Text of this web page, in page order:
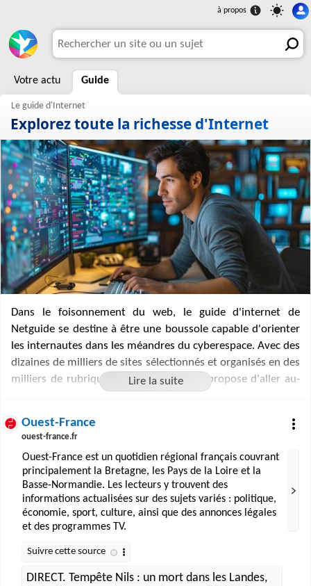
Votre actu Guide
Explorez toute la richesse d'Internet
Dans le foisonnement du web, le guide d'internet de
Netguide se destine à être une boussole capable d'orienter
les internautes dans les méandres du cyberespace. Avec des
dizaines de milliers de sites sélectionnés et organisés en des
milliers de rubriques, notre guide vous propose d'aller au-
Ouest-France
ouest-france.fr
Ouest-France est un quotidien régional français couvrant
principalement la Bretagne, les Pays de la Loire et la
Basse-Normandie. Les lecteurs y trouvent des
informations actualisées sur des sujets variés : politique,
économie, sport, culture, ainsi que des annonces légales
et des programmes TV.
DIRECT. Tempête Nils : un mort dans les Landes,